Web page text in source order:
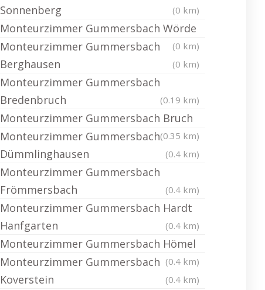
Sonnenberg
(0 km)
Monteurzimmer Gummersbach Wörde
(0 km)
Monteurzimmer Gummersbach
Berghausen
(0 km)
Monteurzimmer Gummersbach
Bredenbruch
(0.19 km)
Monteurzimmer Gummersbach Bruch
(0.35 km)
Monteurzimmer Gummersbach
Dümmlinghausen
(0.4 km)
Monteurzimmer Gummersbach
Frömmersbach
(0.4 km)
Monteurzimmer Gummersbach Hardt
Hanfgarten
(0.4 km)
Monteurzimmer Gummersbach Hömel
(0.4 km)
Monteurzimmer Gummersbach
Koverstein
(0.4 km)